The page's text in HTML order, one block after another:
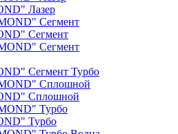
Лазер
Сегмент
Сегмент Турбо
Сплошной
Турбо